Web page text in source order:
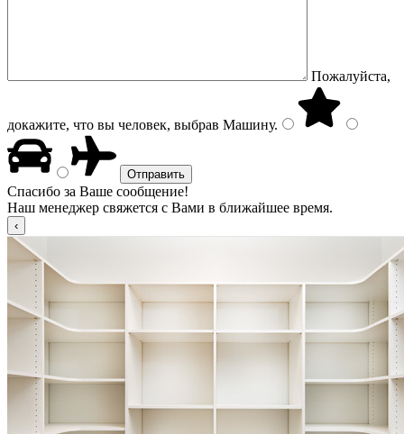
Пожалуйста,
докажите, что вы человек, выбрав Машину.
Спасибо за Ваше сообщение!
Наш менеджер свяжется с Вами в ближайшее время.